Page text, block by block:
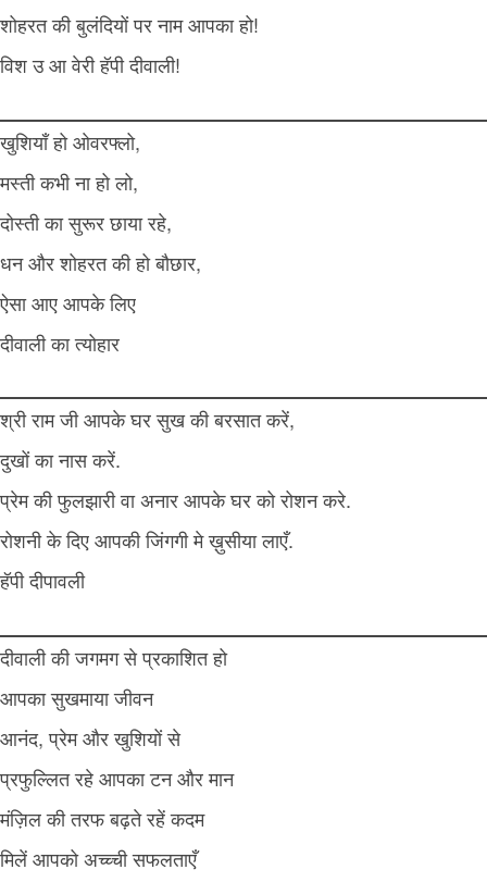
शोहरत की बुलंदियों पर नाम आपका हो!
विश उ आ वेरी हॅपी दीवाली!
खुशियाँ हो ओवरफ्लो,
मस्ती कभी ना हो लो,
दोस्ती का सुरूर छाया रहे,
धन और शोहरत की हो बौछार,
ऐसा आए आपके लिए
दीवाली का त्योहार
श्री राम जी आपके घर सुख की बरसात करें,
दुखों का नास करें.
प्रेम की फुलझारी वा अनार आपके घर को रोशन करे.
रोशनी के दिए आपकी जिंगगी मे ख़ुसीया लाएँ.
हॅपी दीपावली
दीवाली की जगमग से प्रकाशित हो
आपका सुखमाया जीवन
आनंद, प्रेम और खुशियों से
प्रफुल्लित रहे आपका टन और मान
मंज़िल की तरफ बढ़ते रहें कदम
मिलें आपको अच्च्ची सफलताएँ